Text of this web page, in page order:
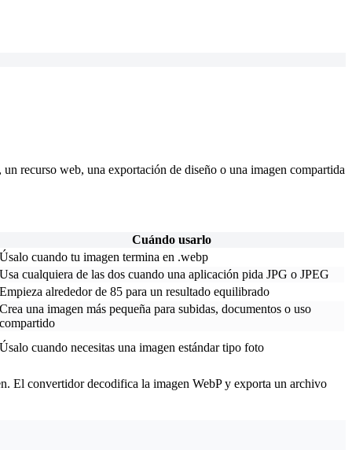
recurso web, una exportación de diseño o una imagen compartida
Cuándo usarlo
Úsalo cuando tu imagen termina en .webp
Usa cualquiera de las dos cuando una aplicación pida JPG o JPEG
Empieza alrededor de 85 para un resultado equilibrado
Crea una imagen más pequeña para subidas, documentos o uso
compartido
Úsalo cuando necesitas una imagen estándar tipo foto
El convertidor decodifica la imagen WebP y exporta un archivo